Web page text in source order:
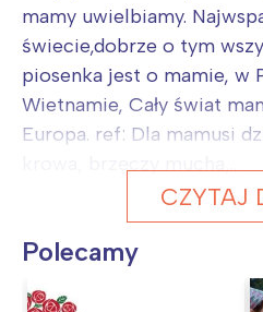
mamy uwielbiamy.
świecie,dobrze o tym
piosenka jest o mamie, w
Wietnamie, Cały świat
Europa. ref: Dla mamusi
CZYTAJ
Polecamy